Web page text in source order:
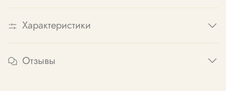
Характеристики
Отзывы